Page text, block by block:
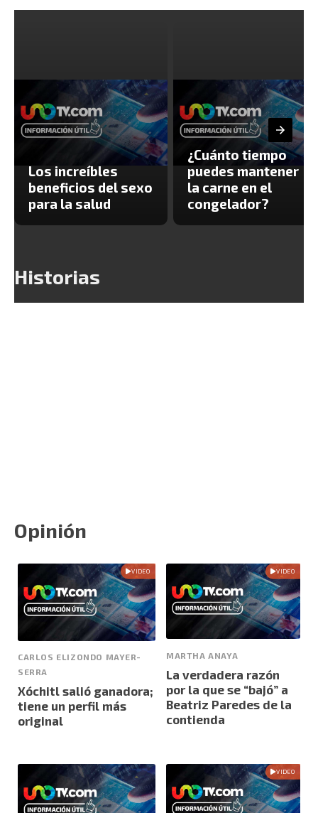
Los increíbles
beneficios del sexo
para la salud
¿Cuánto tiempo
puedes mantener
la carne en el
congelador?
Historias
Opinión
VIDEO
CARLOS ELIZONDO MAYER-
SERRA
Xóchitl salió ganadora;
tiene un perfil más
original
VIDEO
MARTHA ANAYA
La verdadera razón
por la que se “bajó” a
Beatriz Paredes de la
contienda
VIDEO